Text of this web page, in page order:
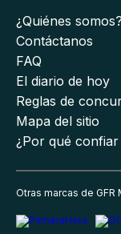
¿Quiénes somos?
Contáctanos
FAQ
El diario de hoy
Reglas de
Mapa del sitio
¿Por qué
Otras marcas de GFR